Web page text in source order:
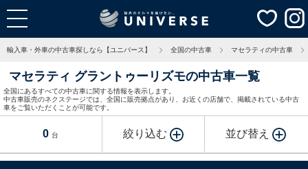
輸入車・外車の中古車探しなら【ユニバース】 全国の中古車 マセラティの中古車
マセラティ グラントゥーリズモの中古車一覧
全国にあるすべての中古車に関する情報を表示します。
中古車販売のネクステージでは、全国に販売拠点があり、お近くの店舗で、掲載されている中古
車をご覧いただくことが可能です。
0 台 絞り込む 並び替え